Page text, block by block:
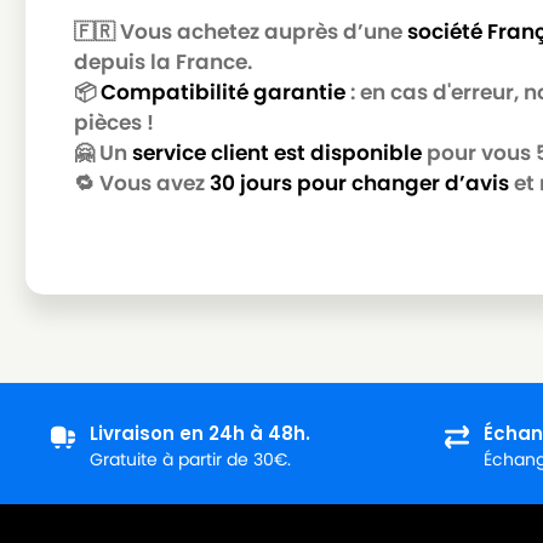
🇫🇷 Vous achetez auprès d’unesociété
depuis la France.
📦Compatibilité garantie: en cas d'erreur,
pièces !
🤗 Un service client est disponible pour vous
🔁 Vous avez30 jours pour changer d’aviset
Livraison en 24h à 48h.
Gratuite à partir de 30€.